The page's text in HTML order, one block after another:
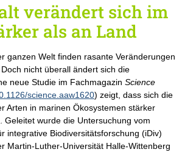
verändert sich im
als an Land
ganzen Welt finden rasante Veränderungen
nicht überall ändert sich die
neue Studie im Fachmagazin Science
science.aaw1620) zeigt, dass sich die
Arten in marinen Ökosystemen stärker
Geleitet wurde die Untersuchung vom
integrative Biodiversitätsforschung (iDiv)
Martin-Luther-Universität Halle-Wittenberg